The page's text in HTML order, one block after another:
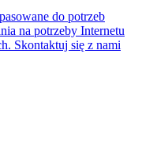
do potrzeb
na potrzeby Internetu
Skontaktuj się z nami